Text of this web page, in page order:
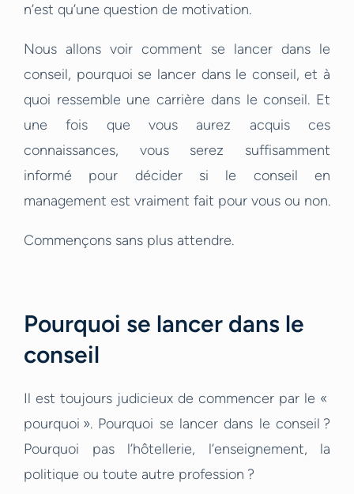
n’est qu’une question de motivation.
Nous allons voir comment se lancer dans le
conseil, pourquoi se lancer dans le conseil, et à
quoi ressemble une carrière dans le conseil. Et
une fois que vous aurez acquis ces
connaissances, vous serez suffisamment
informé pour décider si le conseil en
management est vraiment fait pour vous ou non.
Commençons sans plus attendre.
Pourquoi se lancer dans le
conseil
Il est toujours judicieux de commencer par le «
pourquoi ». Pourquoi se lancer dans le conseil ?
Pourquoi pas l’hôtellerie, l’enseignement, la
politique ou toute autre profession ?